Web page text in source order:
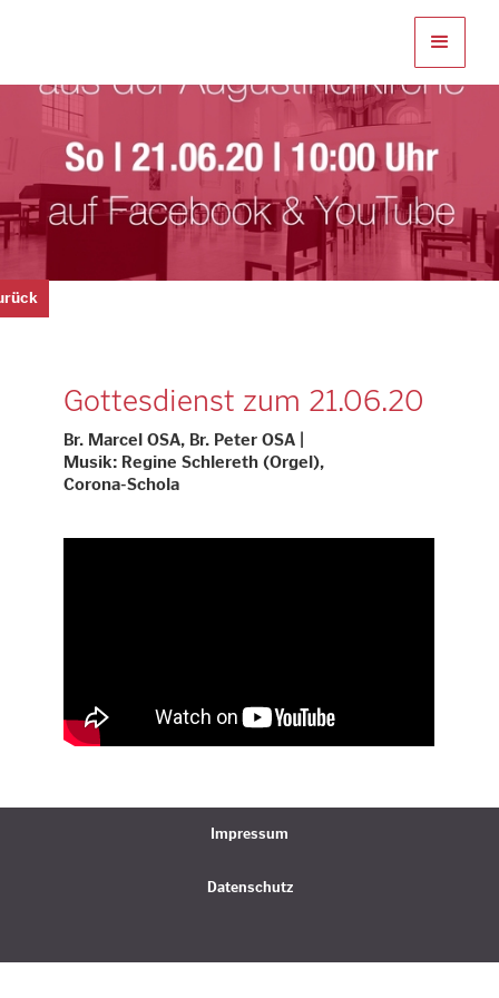
Gottesdienst zum 21.06.20
Br. Marcel OSA, Br. Peter OSA |
Musik: Regine Schlereth (Orgel),
Corona-Schola
Impressum
Datenschutz